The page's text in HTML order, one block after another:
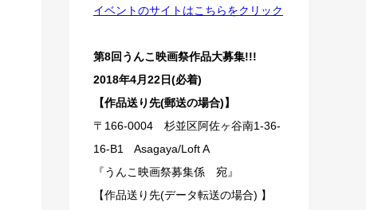
イベントのサイトはこちらをクリック
第8回うんこ映画祭作品大募集!!!
2018年4月22日(必着)
【作品送り先(郵送の場合)】
〒166-0004 杉並区阿佐ヶ谷南1-36-
16-B1 Asagaya/Loft A
『うんこ映画祭募集係 宛』
【作品送り先(データ転送の場合) 】